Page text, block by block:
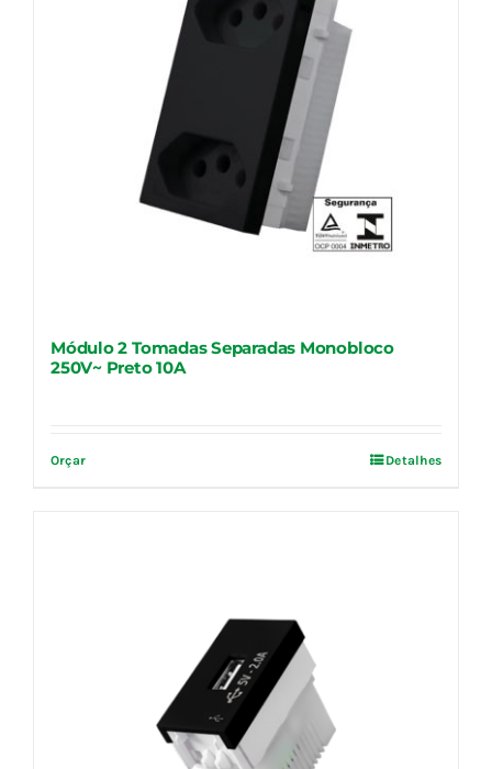
Módulo 2 Tomadas Separadas Monobloco
250V~ Preto 10A
Orçar Detalhes